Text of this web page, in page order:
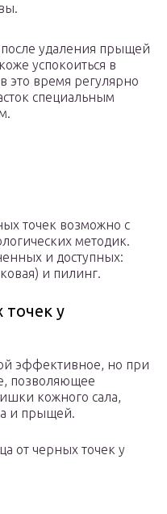
после удаления прыщей
успокоиться в
это время регулярно
специальным
точек возможно с
методик.
и доступных:
и пилинг.
точек у
эффективное, но при
позволяющее
кожного сала,
и прыщей.
от черных точек у